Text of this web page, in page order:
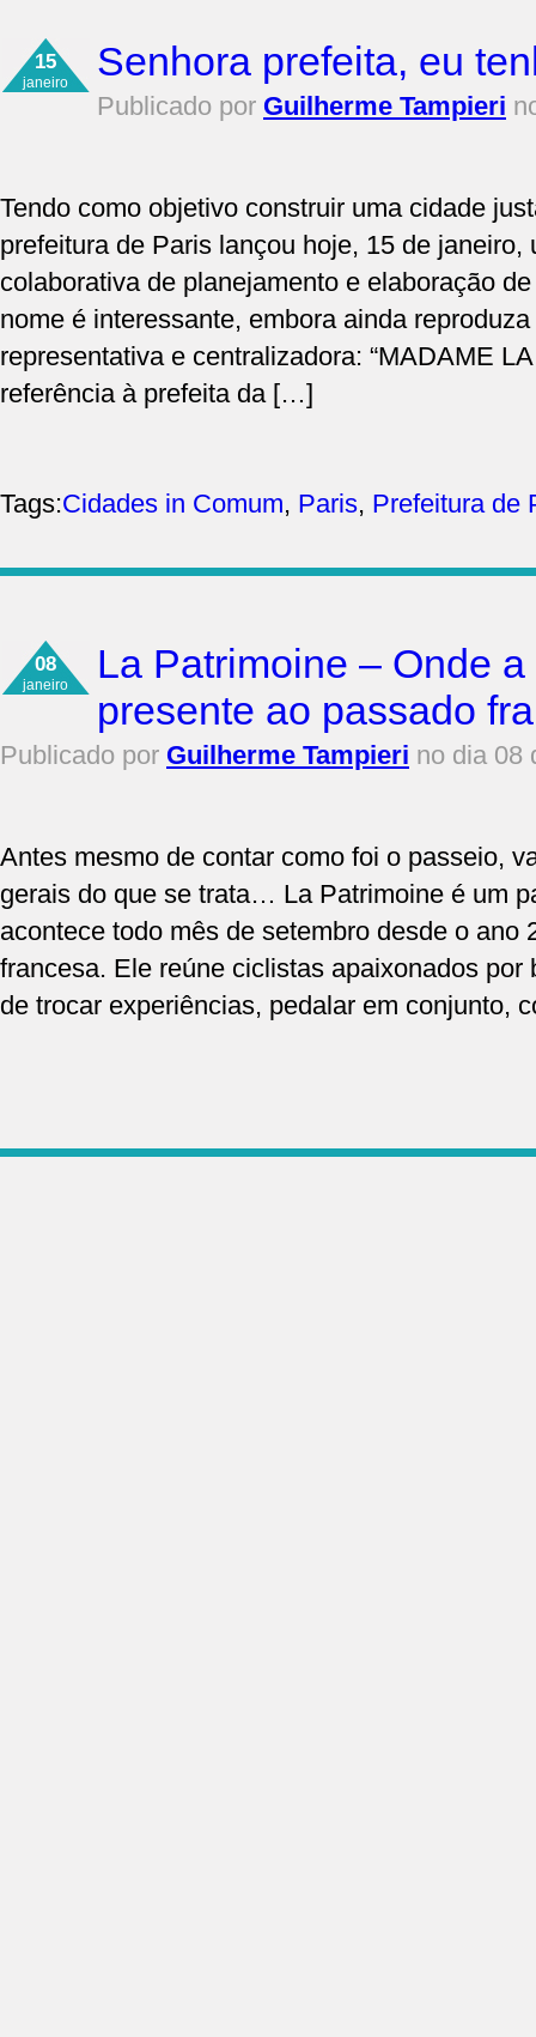
15
janeiro Senhora prefeita, eu
Publicado por Guilherme Tampieri
Tendo como objetivo construir uma cidade
prefeitura de Paris lançou hoje, 15 de janeiro,
colaborativa de planejamento e elaboração
nome é interessante, embora ainda
representativa e centralizadora: “MADAME
referência à prefeita da […]
Tags:Cidades in Comum, Paris, Prefeitura de
08
janeiro
La Patrimoine – Onde
presente ao passado
Publicado por Guilherme Tampieri no dia 08
Antes mesmo de contar como foi o passeio,
gerais do que se trata… La Patrimoine é um
acontece todo mês de setembro desde o ano
francesa. Ele reúne ciclistas apaixonados
de trocar experiências, pedalar em conjunto,